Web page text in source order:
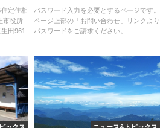
定住相
市役所
田961-
パスワード入力を必要とするページです。
ページ上部の「お問い合わせ」リンクより
パスワードをご請求ください。...